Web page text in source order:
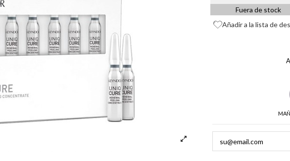
Fuera de stock
Añadir a la lista de